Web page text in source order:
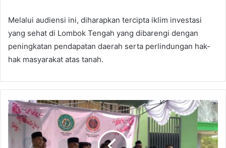
​Melalui audiensi ini, diharapkan tercipta iklim investasi
yang sehat di Lombok Tengah yang dibarengi dengan
peningkatan pendapatan daerah serta perlindungan hak-
hak masyarakat atas tanah.